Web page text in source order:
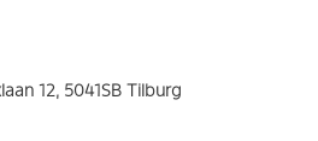
12, 5041SB Tilburg